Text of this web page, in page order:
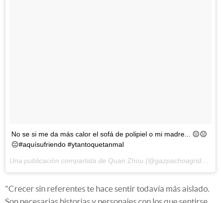
No se si me da más calor el sofá de polipiel o mi madre... 😐😐
😐#aquísufriendo #ytantoquetanmal
Una publicación compartida de Quan Zhou (@gazpachoagridulce) el
"Crecer sin referentes te hace sentir todavía más aislado.
Son necesarias historias y personajes con los que sentirse